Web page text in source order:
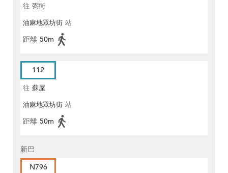
往 弼街
油麻地眾坊街 站
距離 50m
112
往 蘇屋
油麻地眾坊街 站
距離 50m
新巴
N796